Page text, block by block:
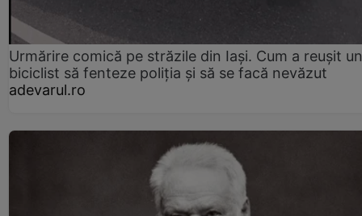
Urmărire comică pe străzile din Iași. Cum a reușit un
biciclist să fenteze poliția și să se facă nevăzut
adevarul.ro